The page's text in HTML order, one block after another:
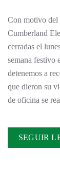
Con motivo del
Cumberland
cerradas el
semana festivo
detenemos a
que dieron su
de oficina se
SEGUIR